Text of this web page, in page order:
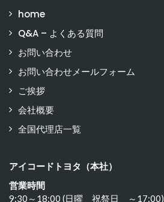
home
Q&A – よくある質問
お問い合わせ
お問い合わせメールフォーム
ご挨拶
会社概要
全国代理店一覧
アイコードトヨタ（本社）
営業時間
9:30～18:00 (日曜 祝祭日 ～17:00)